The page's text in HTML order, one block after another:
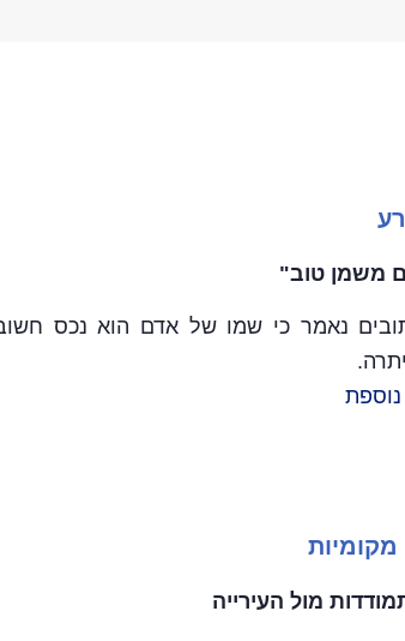
משמן טוב"
נאמר כי שמו של אדם הוא נכס
מקומיות
מול העירייה